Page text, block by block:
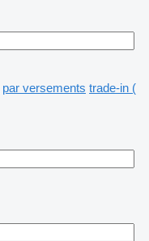
par versements trade-in (